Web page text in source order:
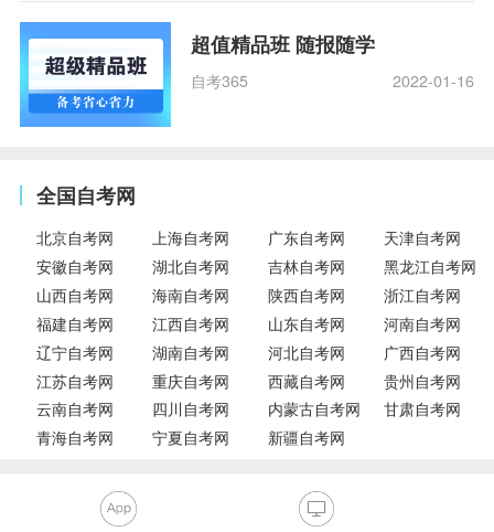
超值精品班 随报随学
自考365 2022-01-16
全国自考网
北京自考网 上海自考网 广东自考网
天津自考网
安徽自考网
湖北自考网 吉林自考网
黑龙江自考网
山西自考网
海南自考网 陕西自考网
浙江自考网
福建自考网
江西自考网 山东自考网
河南自考网
辽宁自考网
湖南自考网 河北自考网
广西自考网
江苏自考网
重庆自考网 西藏自考网
贵州自考网
云南自考网
四川自考网 内蒙古自考网
甘肃自考网
青海自考网
宁夏自考网 新疆自考网